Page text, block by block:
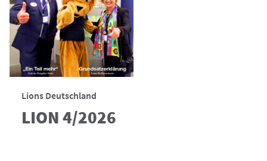
Lions Deutschland
LION 4/2026